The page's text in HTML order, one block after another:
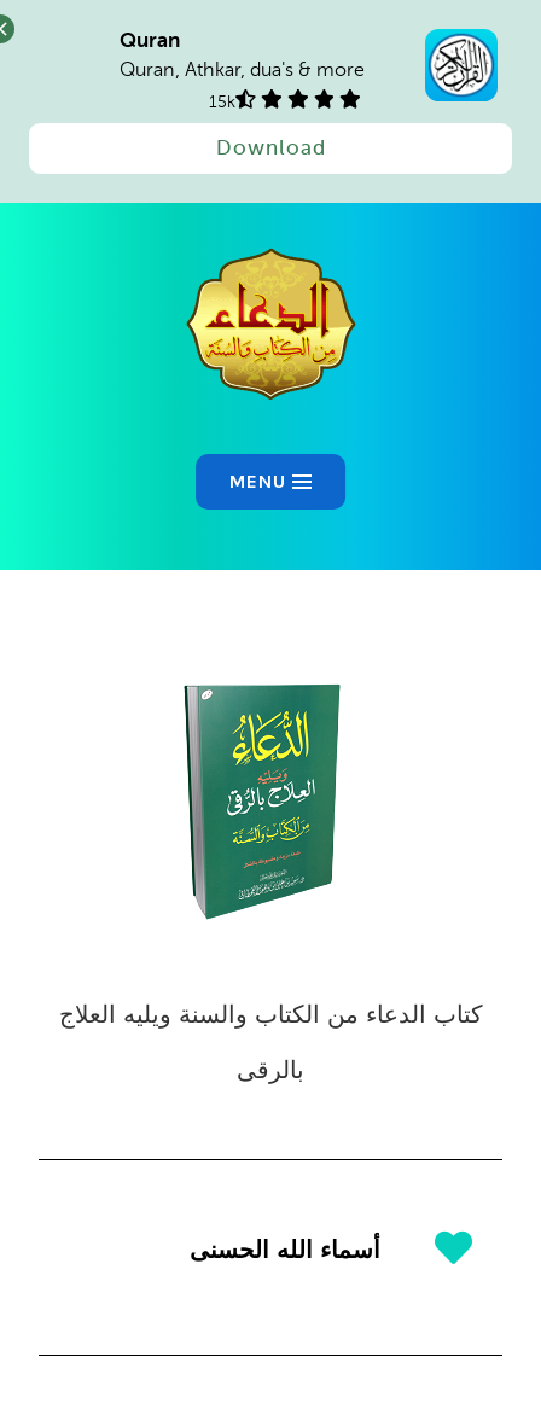
Quran
Quran, Athkar, dua's & more
15k
Download
MENU
كتاب الدعاء من الكتاب والسنة ويليه العلاج
بالرقى
أسماء الله الحسنى